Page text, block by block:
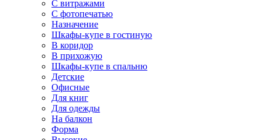
С витражами
С фотопечатью
Назначение
Шкафы-купе в гостиную
В коридор
В прихожую
Шкафы-купе в спальню
Детские
Офисные
Для книг
Для одежды
На балкон
Форма